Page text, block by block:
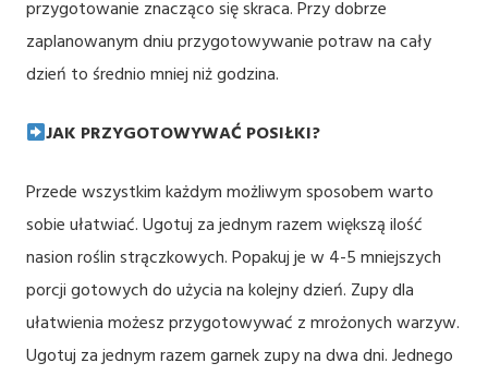
przygotowanie znacząco się skraca. Przy dobrze
zaplanowanym dniu przygotowywanie potraw na cały
dzień to średnio mniej niż godzina.
JAK PRZYGOTOWYWAĆ POSIŁKI?
Przede wszystkim każdym możliwym sposobem warto
sobie ułatwiać. Ugotuj za jednym razem większą ilość
nasion roślin strączkowych. Popakuj je w 4-5 mniejszych
porcji gotowych do użycia na kolejny dzień. Zupy dla
ułatwienia możesz przygotowywać z mrożonych warzyw.
Ugotuj za jednym razem garnek zupy na dwa dni. Jednego